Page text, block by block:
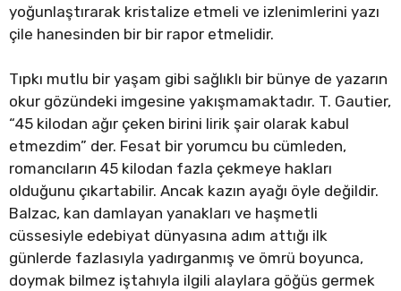
yoğunlaştırarak kristalize etmeli ve izlenimlerini yazı
çile hanesinden bir bir rapor etmelidir.
Tıpkı mutlu bir yaşam gibi sağlıklı bir bünye de yazarın
okur gözündeki imgesine yakışmamaktadır. T. Gautier,
“45 kilodan ağır çeken birini lirik şair olarak kabul
etmezdim” der. Fesat bir yorumcu bu cümleden,
romancıların 45 kilodan fazla çekmeye hakları
olduğunu çıkartabilir. Ancak kazın ayağı öyle değildir.
Balzac, kan damlayan yanakları ve haşmetli
cüssesiyle edebiyat dünyasına adım attığı ilk
günlerde fazlasıyla yadırganmış ve ömrü boyunca,
doymak bilmez iştahıyla ilgili alaylara göğüs germek